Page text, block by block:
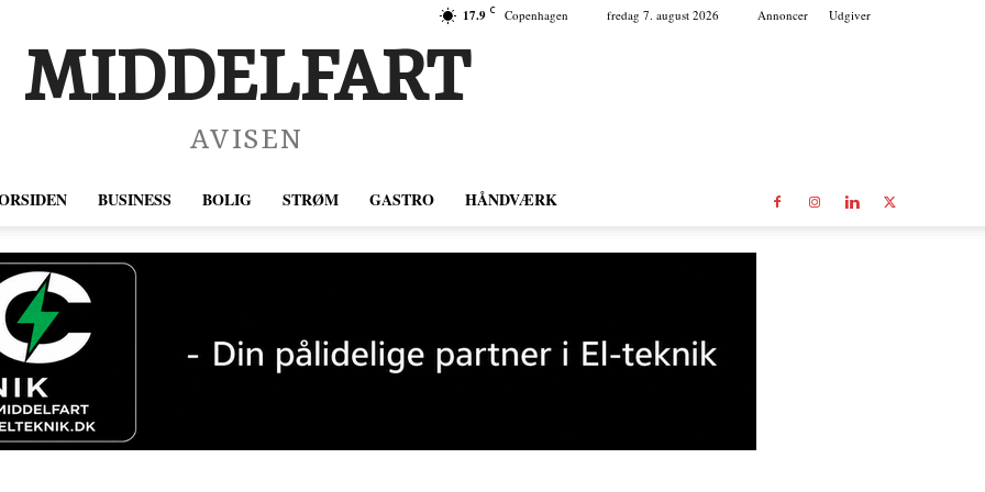
17.9 C Copenhagen fredag 7. august 2026 Annoncer Udgiver
MIDDELFART
AVISEN
BUSINESS BOLIG STRØM GASTRO HÅNDVÆRK